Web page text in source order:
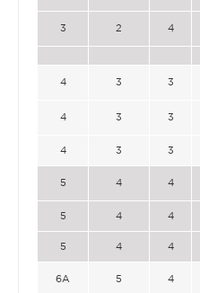
3 2 4
4 3 3
4 3 3
4 3 3
5 4 4
5 4 4
5 4 4
6A 5 4